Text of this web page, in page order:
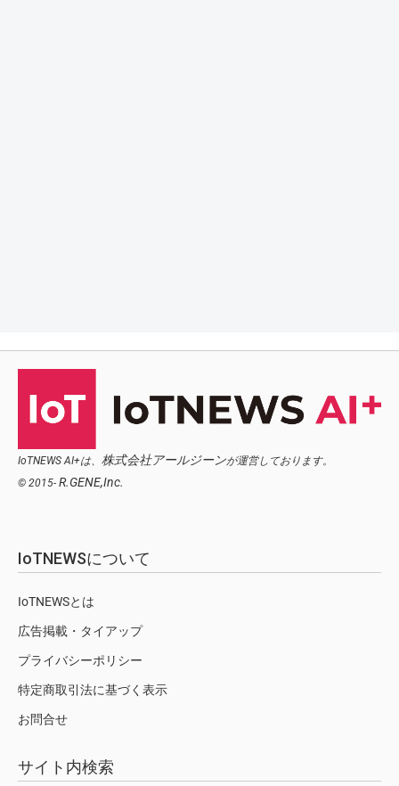
IoTNEWS AI+は、 株式会社アールジーンが運営しております。
© 2015- R.GENE,Inc.
IoTNEWSについて
IoTNEWSとは
広告掲載・タイアップ
プライバシーポリシー
特定商取引法に基づく表示
お問合せ
サイト内検索